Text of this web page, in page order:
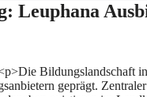
Leuphana
Bildungslandschaft
geprägt.